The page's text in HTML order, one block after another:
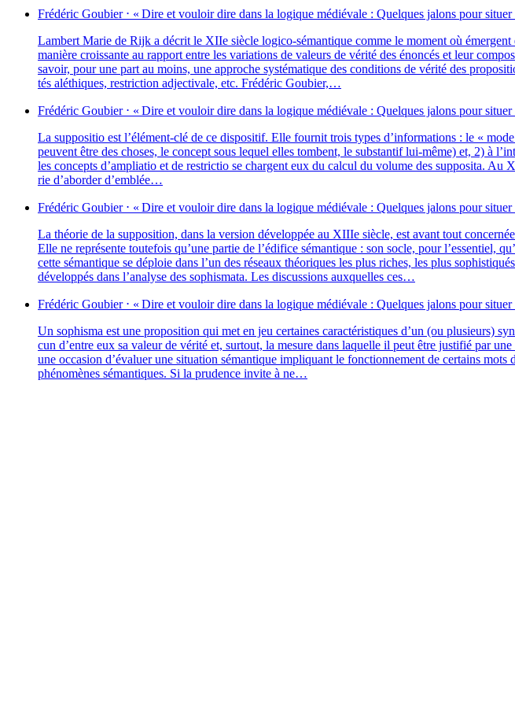
Frédéric Goubier⋅ « Dire et vou­loir dire dans la logique médié­vale : Quelques jalons pour situer
Lambert Marie de Rijk a décrit le XIIe siècle logi­co-séman­tique comme le moment où émergent
manière crois­sante au rap­port entre les varia­tions de valeurs de véri­té des énon­cés et leur
savoir, pour une part au moins, une approche sys­té­ma­tique des condi­tions de véri­té des
tés alé­thiques, res­tric­tion adjec­ti­vale, etc. Frédéric Goubier,…
Frédéric Goubier⋅ « Dire et vou­loir dire dans la logique médié­vale : Quelques jalons pour situer
La sup­po­si­tio est l’élément-clé de ce dis­po­si­tif. Elle four­nit trois types d’informations : le «
peuvent être des choses, le concept sous lequel elles tombent, le sub­stan­tif lui-même) et, 2) à
les concepts d’ampliatio et de res­tric­tio se chargent eux du cal­cul du volume des sup­po­si­ta.
rie d’aborder d’emblée…
Frédéric Goubier⋅ « Dire et vou­loir dire dans la logique médié­vale : Quelques jalons pour situer
La théo­rie de la sup­po­si­tion, dans la ver­sion déve­lop­pée au XIIIe siècle, est avant tout
Elle ne repré­sente tou­te­fois qu’une par­tie de l’édifice séman­tique : son socle, pour l’essentiel,
cette séman­tique se déploie dans l’un des réseaux théo­riques les plus riches, les plus
déve­lop­pés dans l’analyse des sophis­ma­ta. Les dis­cus­sions aux­quelles ces…
Frédéric Goubier⋅ « Dire et vou­loir dire dans la logique médié­vale : Quelques jalons pour situer
Un sophis­ma est une pro­po­si­tion qui met en jeu cer­taines carac­té­ris­tiques d’un (ou plu­sieurs)
cun d’entre eux sa valeur de véri­té et, sur­tout, la mesure dans laquelle il peut être jus­ti­fié par
une occa­sion d’évaluer une situa­tion séman­tique impli­quant le fonc­tion­ne­ment de cer­tains
phé­no­mènes séman­tiques. Si la pru­dence invite à ne…